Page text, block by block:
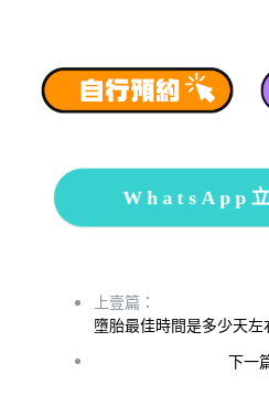
WhatsApp
上壹篇：
墮胎最佳時間是多少天左
下一